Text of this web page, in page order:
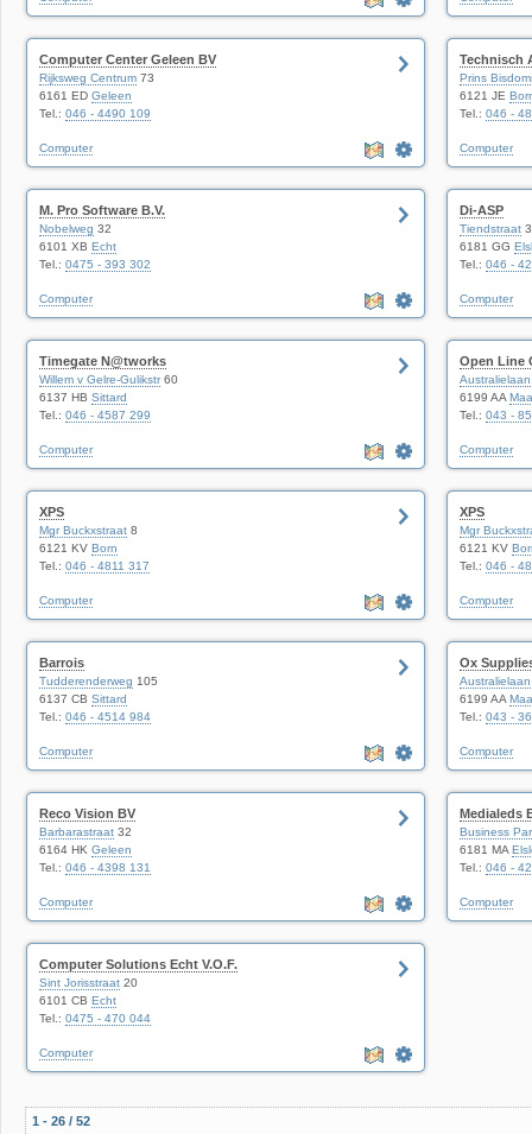
Computer Center Geleen BV
Rijksweg Centrum 73
6161 ED Geleen
Tel.: 046 - 4490 109
Computer
Technisch
Prins
6121 JE
Tel.: 046 -
Computer
M. Pro Software B.V.
Nobelweg 32
6101 XB Echt
Tel.: 0475 - 393 302
Computer
Di-ASP
Tiendstraat 3
6181 GG
Tel.: 046 -
Computer
Timegate N@tworks
Willem v Gelre-Gulikstr60
6137 HB Sittard
Tel.: 046 - 4587 299
Computer
Open Line
Australielaan
6199 AA
Tel.: 043 -
Computer
XPS
Mgr Buckxstraat 8
6121 KV Born
Tel.: 046 - 4811 317
Computer
XPS
Mgr
6121 KV
Tel.: 046 -
Computer
Barrois
Tudderenderweg 105
6137 CB Sittard
Tel.: 046 - 4514 984
Computer
Ox
Australielaan
6199 AA
Tel.: 043 -
Computer
Reco Vision BV
Barbarastraat 32
6164 HK Geleen
Tel.: 046 - 4398 131
Computer
Medialeds
Business
6181 MA
Tel.: 046 -
Computer
Computer Solutions Echt V.O.F.
Sint Jorisstraat 20
6101 CB Echt
Tel.: 0475 - 470 044
Computer
1 - 26 / 52